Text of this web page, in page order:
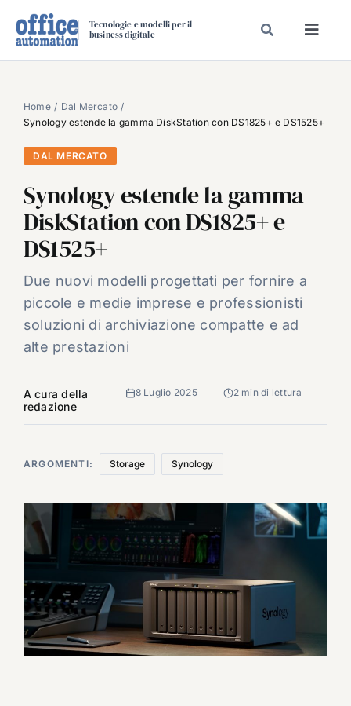
Tecnologie e modelli per il
business digitale
SPECIAL PAPER
TAVOLE ROTONDE DI REDAZIONE
DAL MERCATO
CARRIERE
VIDEO
EVENTI
CHI SIAMO
Home
Dal Mercato
Synology estende la gamma DiskStation con DS1825+ e DS1525+
DAL MERCATO
Synology estende la gamma
DiskStation con DS1825+ e
DS1525+
Due nuovi modelli progettati per fornire a
piccole e medie imprese e professionisti
soluzioni di archiviazione compatte e ad
alte prestazioni
A cura della
redazione
8 Luglio 2025 2 min di lettura
ARGOMENTI: Storage Synology